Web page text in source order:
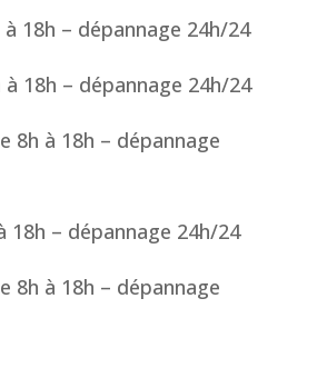
à 18h – dépannage 24h/24
à 18h – dépannage 24h/24
8h à 18h – dépannage
18h – dépannage 24h/24
8h à 18h – dépannage